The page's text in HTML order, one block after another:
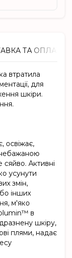
ТА ОПЛАТА
втратила
для
шкіри.
освіжає,
сяйво. Активні
усунути
змін,
інших
м'яко
в
шкіру,
плями, надає